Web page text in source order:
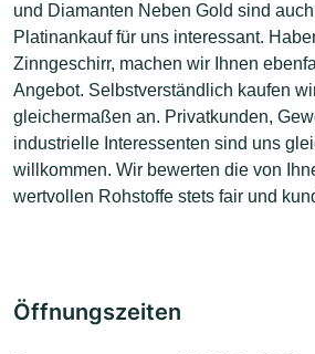
und Diamanten Neben Gold sind
Platinankauf für uns interessant.
Zinngeschirr, machen wir Ihnen
Angebot. Selbstverständlich kaufen
gleichermaßen an. Privatkunden,
industrielle Interessenten sind uns
willkommen. Wir bewerten die von
wertvollen Rohstoffe stets fair und
Öffnungszeiten